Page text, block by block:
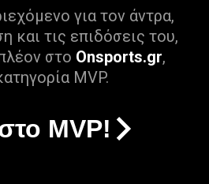
για τον άντρα,
και τις επιδόσεις του,
στο Onsports.gr,
MVP.
MVP!